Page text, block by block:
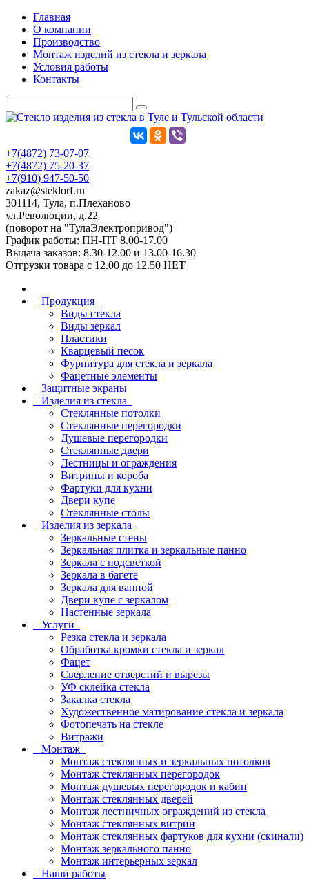
Главная
О компании
Производство
Монтаж изделий из стекла и зеркала
Условия работы
Контакты
+7(4872) 73-07-07
+7(4872) 75-20-37
+7(910) 947-50-50
zakaz@steklorf.ru
301114, Тула, п.Плеханово
ул.Революции, д.22
(поворот на "ТулаЭлектропривод")
График работы: ПН-ПТ 8.00-17.00
Выдача заказов: 8.30-12.00 и 13.00-16.30
Отгрузки товара с 12.00 до 12.50 НЕТ
Продукция
Виды стекла
Виды зеркал
Пластики
Кварцевый песок
Фурнитура для стекла и зеркала
Фацетные элементы
Защитные экраны
Изделия из стекла
Стеклянные потолки
Стеклянные перегородки
Душевые перегородки
Стеклянные двери
Лестницы и ограждения
Витрины и короба
Фартуки для кухни
Двери купе
Стеклянные столы
Изделия из зеркала
Зеркальные стены
Зеркальная плитка и зеркальные панно
Зеркала с подсветкой
Зеркала в багете
Зеркала для ванной
Двери купе с зеркалом
Настенные зеркала
Услуги
Резка стекла и зеркала
Обработка кромки стекла и зеркал
Фацет
Сверление отверстий и вырезы
УФ склейка стекла
Закалка стекла
Художественное матирование стекла и зеркала
Фотопечать на стекле
Витражи
Монтаж
Монтаж стеклянных и зеркальных потолков
Монтаж стеклянных перегородок
Монтаж душевых перегородок и кабин
Монтаж стеклянных дверей
Монтаж лестничных ограждений из стекла
Монтаж стеклянных витрин
Монтаж стеклянных фартуков для кухни (скинали)
Монтаж зеркального панно
Монтаж интерьерных зеркал
Наши работы